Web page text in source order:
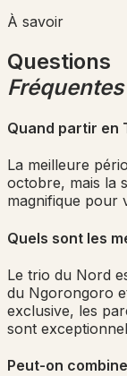
À savoir
Questions
Fréquentes
Quand partir en
La meilleure
octobre, mais la
magnifique pour
Quels sont les
Le trio du Nord
du Ngorongoro
exclusive, les
sont
Peut-on